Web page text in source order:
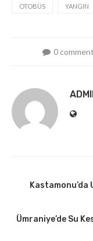
OTOBÜS YANGIN
0
Kastamonu’da
Ümraniye’de Su